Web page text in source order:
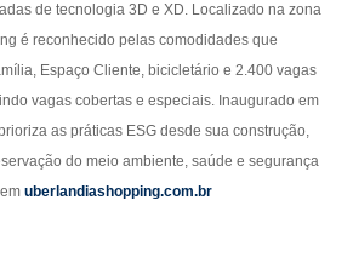
de tecnologia 3D e XD. Localizado na zona
é reconhecido pelas comodidades que
Espaço Cliente, bicicletário e 2.400 vagas
vagas cobertas e especiais. Inaugurado em
as práticas ESG desde sua construção,
do meio ambiente, saúde e segurança
uberlandiashopping.com.br